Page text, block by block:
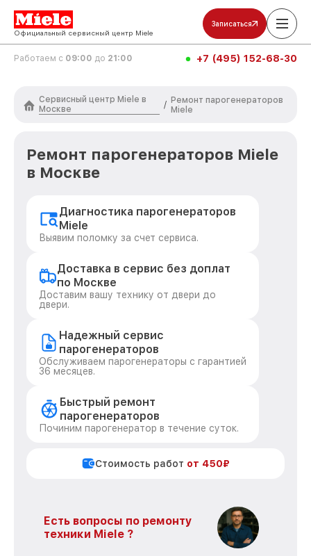
Официальный сервисный центр Miele
Записаться
Работаем с 09:00 до 21:00 +7 (495) 152-68-30
Сервисный центр Miele в
Москве
/ Ремонт парогенераторов
Miele
Ремонт парогенераторов Miele
в Москве
Диагностика парогенераторов
Miele
Выявим поломку за счет сервиса.
Доставка в сервис без доплат
по Москве
Доставим вашу технику от двери до
двери.
Надежный сервис
парогенераторов
Обслуживаем парогенераторы с гарантией
36 месяцев.
Быстрый ремонт
парогенераторов
Починим парогенератор в течение суток.
Стоимость работ от 450₽
Есть вопросы по ремонту
техники Miele ?